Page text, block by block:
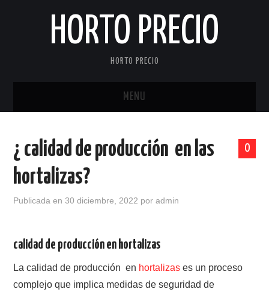
HORTO PRECIO
HORTO PRECIO
MENU
BLOG
0
¿ calidad de producción en las
hortalizas?
Publicada en30 diciembre, 2022 poradmin
calidad de producción en hortalizas
La calidad de producción en hortalizas es un proceso
complejo que implica medidas de seguridad de